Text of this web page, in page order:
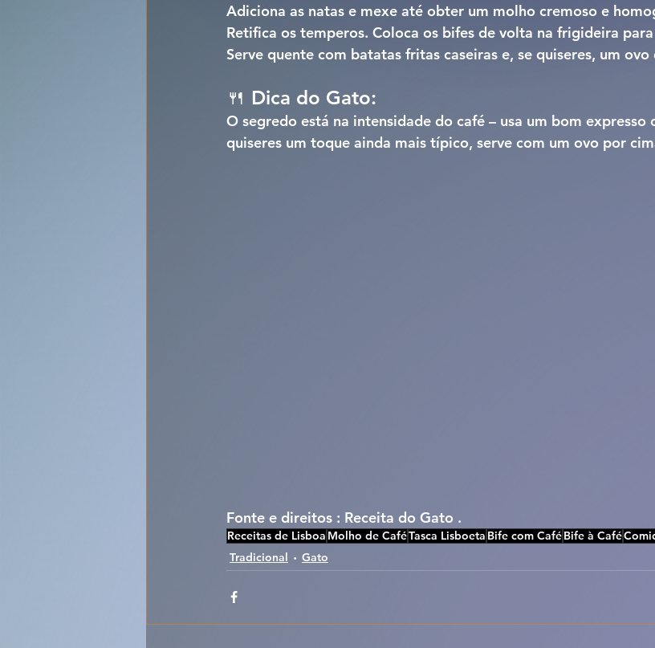
Adiciona as natas e mexe até obter um molho cremoso e
Retifica os temperos. Coloca os bifes de volta na frigideira
Serve quente com batatas fritas caseiras e, se quiseres, um
🍴 Dica do Gato:
O segredo está na intensidade do café – usa um bom expresso
quiseres um toque ainda mais típico, serve com um ovo por
Fonte e direitos : Receita do Gato .
Receitas de Lisboa Molho de CaféTasca Lisboeta Bife com CaféBife à Café
Tradicional
Gato